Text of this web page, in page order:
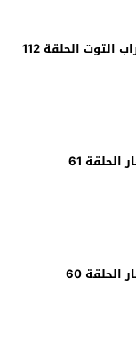
الحلقة 112
61
60